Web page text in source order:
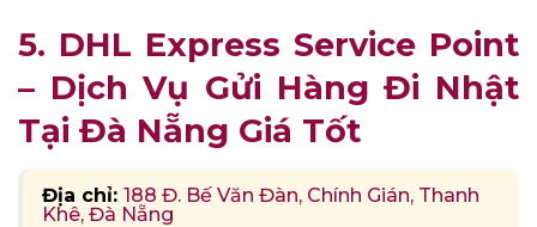
5. DHL Express Service Point
– Dịch Vụ Gửi Hàng Đi Nhật
Tại Đà Nẵng Giá Tốt
Địa chỉ: 188 Đ. Bế Văn Đàn, Chính Gián, Thanh
Khê, Đà Nẵng